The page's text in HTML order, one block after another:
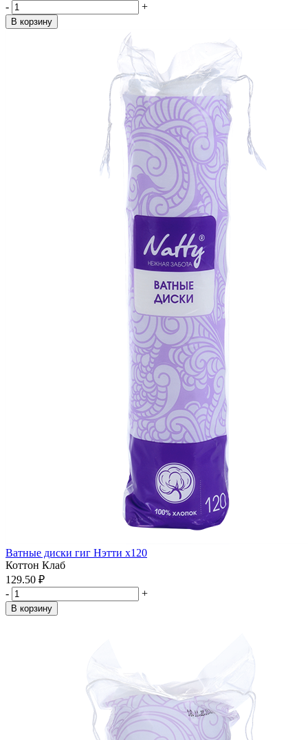
-
+
В корзину
Ватные диски гиг Нэтти x120
Коттон Клаб
129.50 ₽
-
+
В корзину